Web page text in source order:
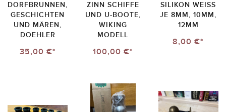
DORFBRUNNEN,
GESCHICHTEN
UND MÄREN,
DOEHLER
35,00 €*
ZINN SCHIFFE
UND U-BOOTE,
WIKING
MODELL
100,00 €*
SILIKON WEISS J
E 8MM, 10MM, 1
2MM
8,00 €*